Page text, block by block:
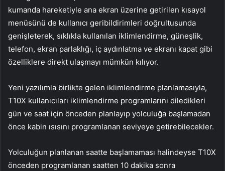
kumanda hareketiyle ana ekran üzerine getirilen kısayol
menüsünü de kullanıcı geribildirimleri doğrultusunda
genişleterek, sıklıkla kullanılan iklimlendirme, güneşlik,
telefon, ekran parlaklığı, iç aydınlatma ve ekranı kapat gibi
özelliklere direkt ulaşmayı mümkün kılıyor.
Yeni yazılımla birlikte gelen iklimlendirme planlamasıyla,
T10X kullanıcıları iklimlendirme programlarını diledikleri
gün ve saat için önceden planlayıp yolculuğa başlamadan
önce kabin ısısını programlanan seviyeye getirebilecekler.
Yolculuğun planlanan saatte başlamaması halindeyse T10X
önceden programlanan saatten 10 dakika sonra